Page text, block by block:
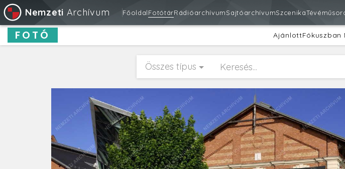
Nemzeti Archívum FőoldalFotótárRádióarchívumSajtóarchívumSzcenika
FOTÓ AjánlottFókuszban
Összes típus